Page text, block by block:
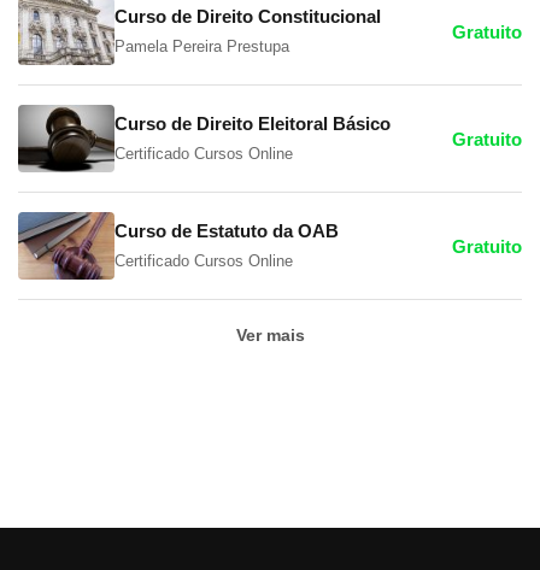
Curso de Direito Constitucional
Pamela Pereira Prestupa
Gratuito
Curso de Direito Eleitoral Básico
Certificado Cursos Online
Gratuito
Curso de Estatuto da OAB
Certificado Cursos Online
Gratuito
Ver mais